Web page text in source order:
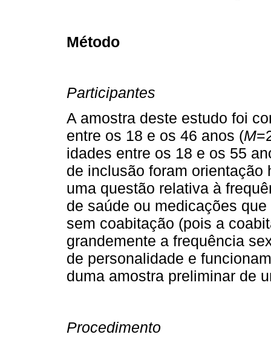
Método
Participantes
A amostra deste estudo foi
entre os 18 e os 46 anos (M
idades entre os 18 e os 55
de inclusão foram
uma questão relativa à
de saúde ou medicações
sem coabitação (pois a
grandemente a frequência
de personalidade e
duma amostra preliminar de
Procedimento